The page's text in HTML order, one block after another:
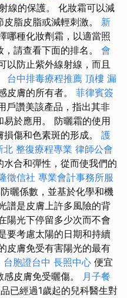
線的保護。 化妝霜可以減
脂皮脂或減輕刺激。 新
哪種化妝劑霜，以適當照
請查看下面的排名。 會
以防止紫外線射線，而且
台中排毒療程推薦 頂樓 漏
皮膚的所有者。 菲律賓簽
戶讚美該產品，指出其非
於應用。 防曬霜的使用
傷和色素斑的形成。 護
北 整復療程專業 律師公會
合和彈性，從而使我們的
徵信社 專業會計事務所服
曬係數，並基於化學和機
譜是皮膚上許多風險的背
陽光下停留多少次而不會
要考慮太陽的日期和持續
皮膚免受有害陽光的最有
台胞證台中 長照中心 便宜
皮膚免受曬傷。 月子餐
已經過1歲起的兒科醫生對